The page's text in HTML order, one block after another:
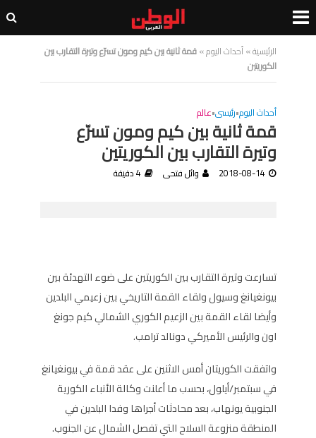
الرئيسية»أحداث اليوم»قمة ثانية بين كيم ومون تسرّع وتيرة التقارب بين
الكوريتين
أحداث اليوم•رئيسى•عالم
قمة ثانية بين كيم ومون تسرّع
وتيرة التقارب بين الكوريتين
2018-08-14 وائل فتحى 4 دقيقة
تسارعت وتيرة التقارب بين الكوريتين على ضوء التهدئة بين
بيونغيانغ وسيول ولقاء القمة التاريخي بين زعيمي البلدين
وأيضا لقاء القمة بين الزعيم الكوري الشمالي كيم جونغ
اون والرئيس الأميركي دونالد ترامب.
واتفقت الكوريتان أمس الاثنين على عقد قمة في بيونغيانغ
في سبتمبر/أيلول، بحسب ما أعلنت وكالة الأنباء الكورية
الجنوبية يونهاب، بعد محادثات أجراها وفدا البلدين في
المنطقة منزوعة السلاح التي تفصل الشمال عن الجنوب.